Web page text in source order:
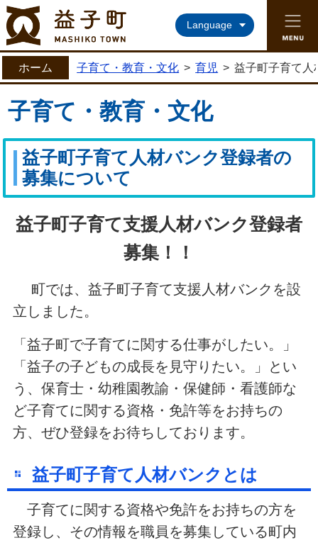
益子町ホームページ
Language
ホーム 子育て・教育・文化 > 育児 > 益子町子育て人
子育て・教育・文化
益子町子育て人材バンク登録者の
募集について
益子町子育て支援人材バンク登録者
募集！！
町では、益子町子育て支援人材バンクを設
立しました。
「益子町で子育てに関する仕事がしたい。」
「益子の子どもの成長を見守りたい。」とい
う、保育士・幼稚園教諭・保健師・看護師な
ど子育てに関する資格・免許等をお持ちの
方、ぜひ登録をお待ちしております。
益子町子育て人材バンクとは
子育てに関する資格や免許をお持ちの方を
登録し、その情報を職員を募集している町内